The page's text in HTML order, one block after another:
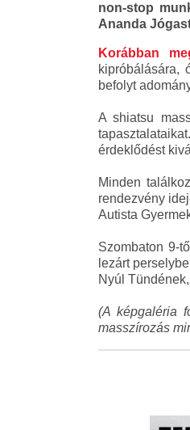
non-stop
Ananda
Korábban
kipróbálására,
befolyt
A shiatsu
érdeklődést
Minden
rendezvény
Autista
Szombaton 9-
lezárt
Nyúl
(A képgaléria
masszírozás